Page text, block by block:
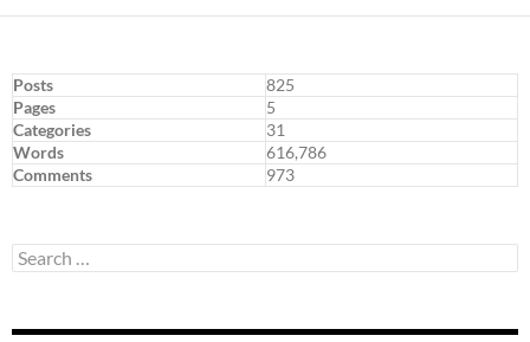
Posts
825
Pages
5
Categories
31
Words
616,786
Comments
973
Search
for: